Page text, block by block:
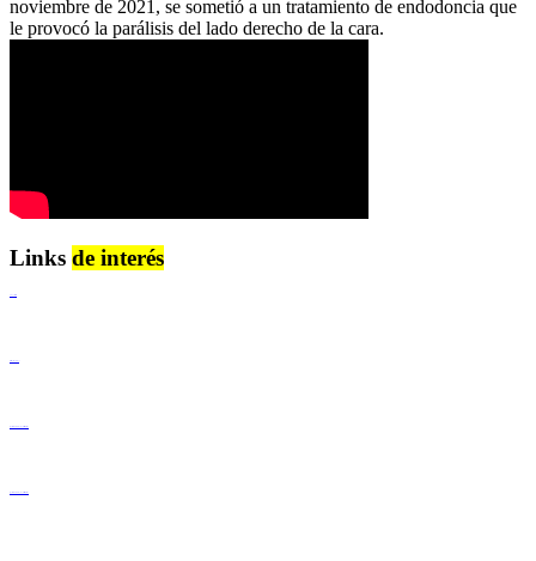
noviembre de 2021, se sometió a un tratamiento de endodoncia que
le provocó la parálisis del lado derecho de la cara.
Links de interés